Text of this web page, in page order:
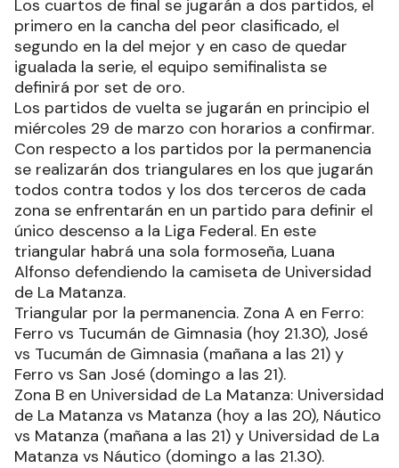
Los cuartos de final se jugarán a dos partidos, el
primero en la cancha del peor clasificado, el
segundo en la del mejor y en caso de quedar
igualada la serie, el equipo semifinalista se
definirá por set de oro.
Los partidos de vuelta se jugarán en principio el
miércoles 29 de marzo con horarios a confirmar.
Con respecto a los partidos por la permanencia
se realizarán dos triangulares en los que jugarán
todos contra todos y los dos terceros de cada
zona se enfrentarán en un partido para definir el
único descenso a la Liga Federal. En este
triangular habrá una sola formoseña, Luana
Alfonso defendiendo la camiseta de Universidad
de La Matanza.
Triangular por la permanencia. Zona A en Ferro:
Ferro vs Tucumán de Gimnasia (hoy 21.30), José
vs Tucumán de Gimnasia (mañana a las 21) y
Ferro vs San José (domingo a las 21).
Zona B en Universidad de La Matanza: Universidad
de La Matanza vs Matanza (hoy a las 20), Náutico
vs Matanza (mañana a las 21) y Universidad de La
Matanza vs Náutico (domingo a las 21.30).